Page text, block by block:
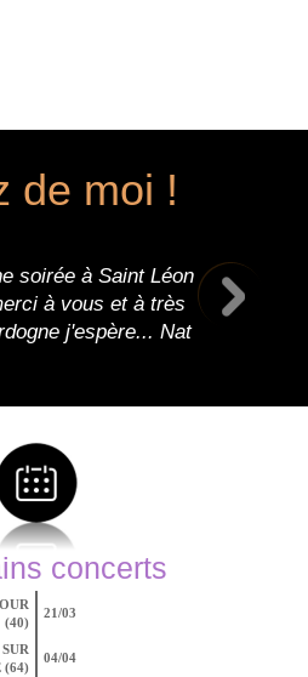
de moi !
soirée à Saint Léon
à vous et à très
j'espère... Nat
concerts
(40)
21/03
(64)
04/04